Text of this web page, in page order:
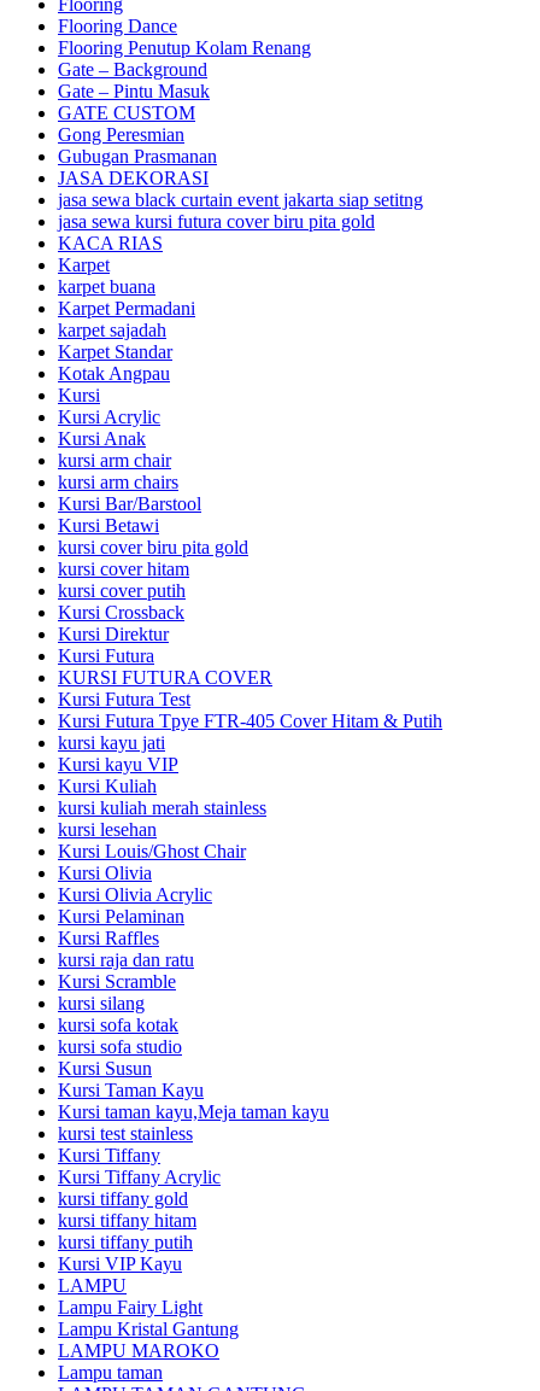
Flooring
Flooring Dance
Flooring Penutup Kolam Renang
Gate – Background
Gate – Pintu Masuk
GATE CUSTOM
Gong Peresmian
Gubugan Prasmanan
JASA DEKORASI
jasa sewa black curtain event jakarta siap setitng
jasa sewa kursi futura cover biru pita gold
KACA RIAS
Karpet
karpet buana
Karpet Permadani
karpet sajadah
Karpet Standar
Kotak Angpau
Kursi
Kursi Acrylic
Kursi Anak
kursi arm chair
kursi arm chairs
Kursi Bar/Barstool
Kursi Betawi
kursi cover biru pita gold
kursi cover hitam
kursi cover putih
Kursi Crossback
Kursi Direktur
Kursi Futura
KURSI FUTURA COVER
Kursi Futura Test
Kursi Futura Tpye FTR-405 Cover Hitam & Putih
kursi kayu jati
Kursi kayu VIP
Kursi Kuliah
kursi kuliah merah stainless
kursi lesehan
Kursi Louis/Ghost Chair
Kursi Olivia
Kursi Olivia Acrylic
Kursi Pelaminan
Kursi Raffles
kursi raja dan ratu
Kursi Scramble
kursi silang
kursi sofa kotak
kursi sofa studio
Kursi Susun
Kursi Taman Kayu
Kursi taman kayu,Meja taman kayu
kursi test stainless
Kursi Tiffany
Kursi Tiffany Acrylic
kursi tiffany gold
kursi tiffany hitam
kursi tiffany putih
Kursi VIP Kayu
LAMPU
Lampu Fairy Light
Lampu Kristal Gantung
LAMPU MAROKO
Lampu taman